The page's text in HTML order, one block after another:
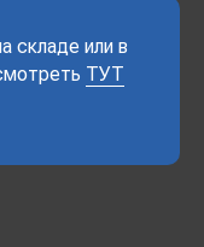
складе или в
ТУТ